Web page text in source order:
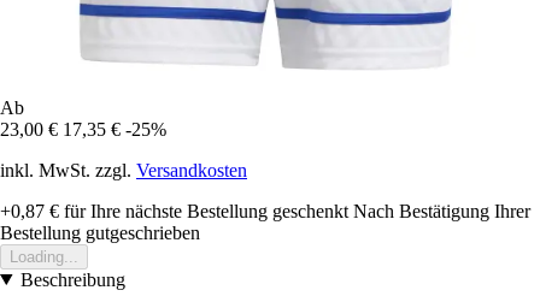
Ab
23,00 € 17,35 € -25%
inkl. MwSt. zzgl. Versandkosten
+0,87 € für Ihre nächste Bestellung geschenkt Nach Bestätigung Ihrer
Bestellung gutgeschrieben
Loading...
Beschreibung